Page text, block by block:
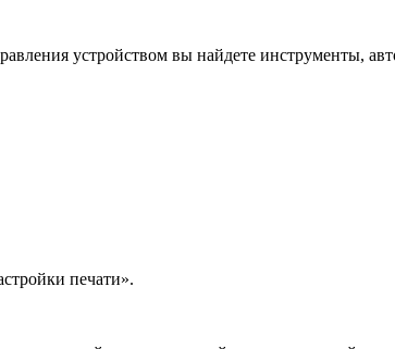
устройством вы найдете инструменты,
печати».